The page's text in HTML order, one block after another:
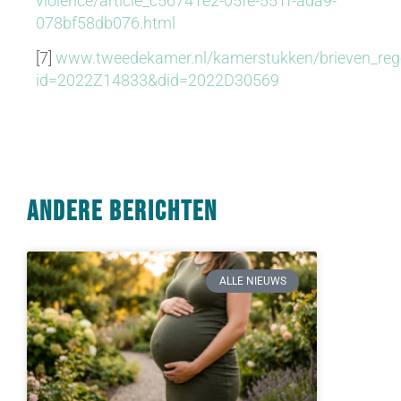
078bf58db076.html
[7] www.tweedekamer.nl/kamerstukken/
id=2022Z14833&did=2022D30569
Andere berichten
ALLE NIEUWS